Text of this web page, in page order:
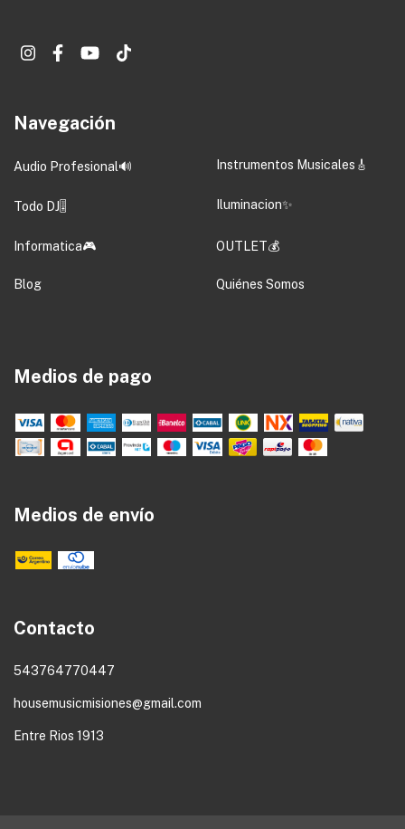
Navegación
Audio Profesional🔊 Instrumentos Musicales🎸
Todo DJ🎚️ Iluminacion✨
Informatica🎮 OUTLET💰
Blog Quiénes Somos
Medios de pago
Medios de envío
Contacto
543764770447
housemusicmisiones@gmail.com
Entre Rios 1913